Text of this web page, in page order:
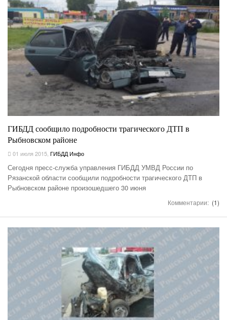
ГИБДД сообщило подробности трагического ДТП в
Рыбновском районе
01 июля 2015, ГИБДД Инфо
Сегодня пресс-служба управления ГИБДД УМВД России по
Рязанской области сообщили подробности трагического ДТП в
Рыбновском районе произошедшего 30 июня
Комментарии: (1)